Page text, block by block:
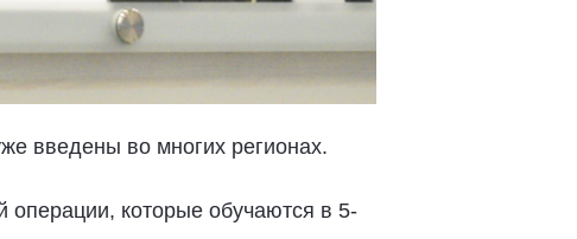
введены во многих регионах.
операции, которые обучаются в 5-